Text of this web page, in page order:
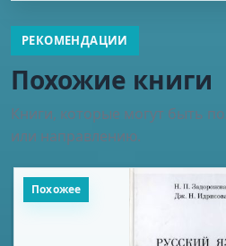
РЕКОМЕНДАЦИИ
Похожие книги
Книги, которые могут быть
или направлению.
Похожее